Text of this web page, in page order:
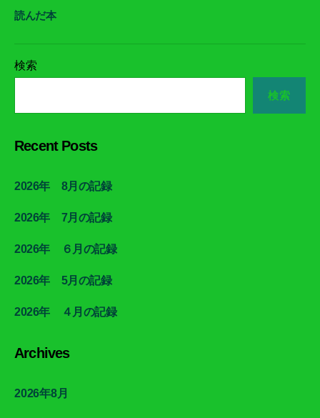
読んだ本
検索
検索
Recent Posts
2026年 8月の記録
2026年 7月の記録
2026年 ６月の記録
2026年 5月の記録
2026年 ４月の記録
Archives
2026年8月